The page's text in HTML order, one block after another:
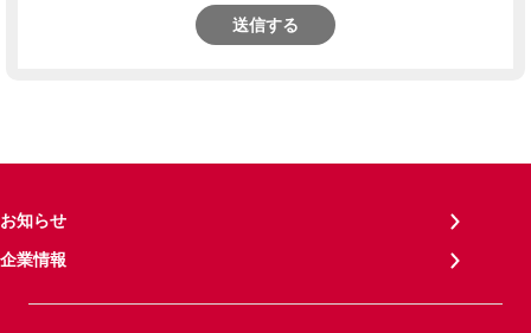
送信する
お知らせ
企業情報